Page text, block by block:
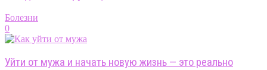
Болезни
0
Уйти от мужа и начать новую жизнь — это реально